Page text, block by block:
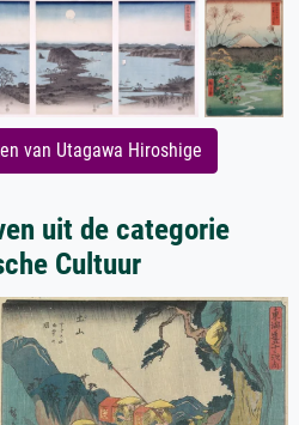
van Utagawa Hiroshige
uit de categorie
Cultuur